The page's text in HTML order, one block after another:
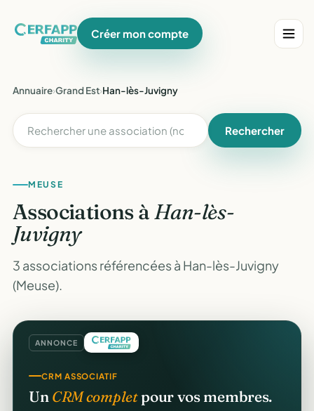
Créer mon compte
Annuaire›Grand Est›Han-lès-Juvigny
Rechercher
MEUSE
Associations àHan-lès-
Juvigny
3 associations référencées à Han-lès-Juvigny
(Meuse).
ANNONCE
CRM ASSOCIATIF
UnCRM completpour vos membres.
COLLECTE DE DONS
Collectez des donsen ligne.